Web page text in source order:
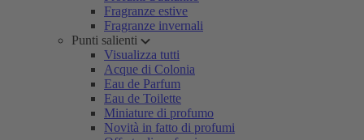
Fragranze estive
Fragranze invernali
Punti salienti
Visualizza tutti
Acque di Colonia
Eau de Parfum
Eau de Toilette
Miniature di profumo
Novità in fatto di profumi